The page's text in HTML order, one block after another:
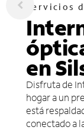
Servicios
en
Disfruta de
hogar a un
está
conectado a